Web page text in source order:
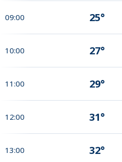
09:00 25°
10:00 27°
11:00 29°
12:00 31°
13:00 32°